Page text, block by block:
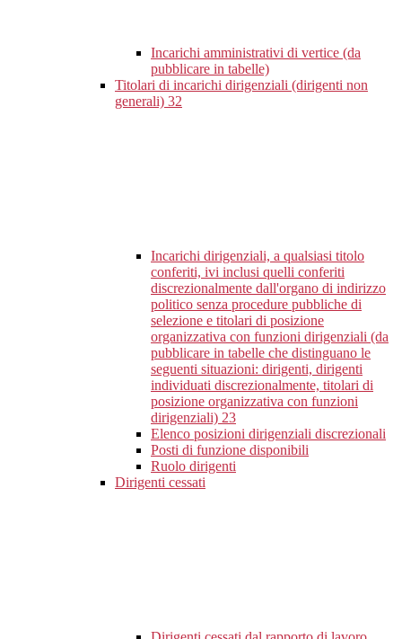
Incarichi amministrativi di vertice (da
pubblicare in tabelle)
Titolari di incarichi dirigenziali (dirigenti non
generali) 32
Incarichi dirigenziali, a qualsiasi titolo
conferiti, ivi inclusi quelli conferiti
discrezionalmente dall'organo di indirizzo
politico senza procedure pubbliche di
selezione e titolari di posizione
organizzativa con funzioni dirigenziali (da
pubblicare in tabelle che distinguano le
seguenti situazioni: dirigenti, dirigenti
individuati discrezionalmente, titolari di
posizione organizzativa con funzioni
dirigenziali) 23
Elenco posizioni dirigenziali discrezionali
Posti di funzione disponibili
Ruolo dirigenti
Dirigenti cessati